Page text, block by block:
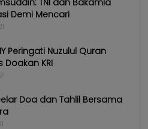
Demi Mencari
Peringati Nuzulul Quran
Doakan KRI
Doa dan Tahlil Bersama